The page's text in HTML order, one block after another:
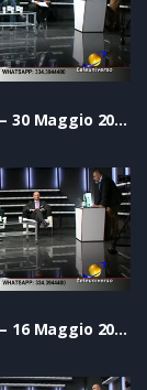
APA S9:P21 – 30 Maggio 2019
APA S9:P19 – 16 Maggio 2019